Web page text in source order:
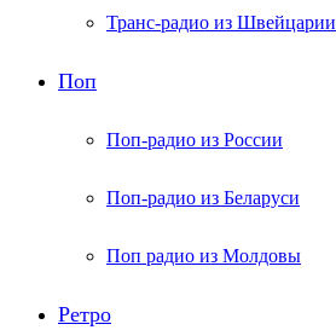
Транс-радио из Швейцарии
Поп
Поп-радио из России
Поп-радио из Беларуси
Поп радио из Молдовы
Ретро